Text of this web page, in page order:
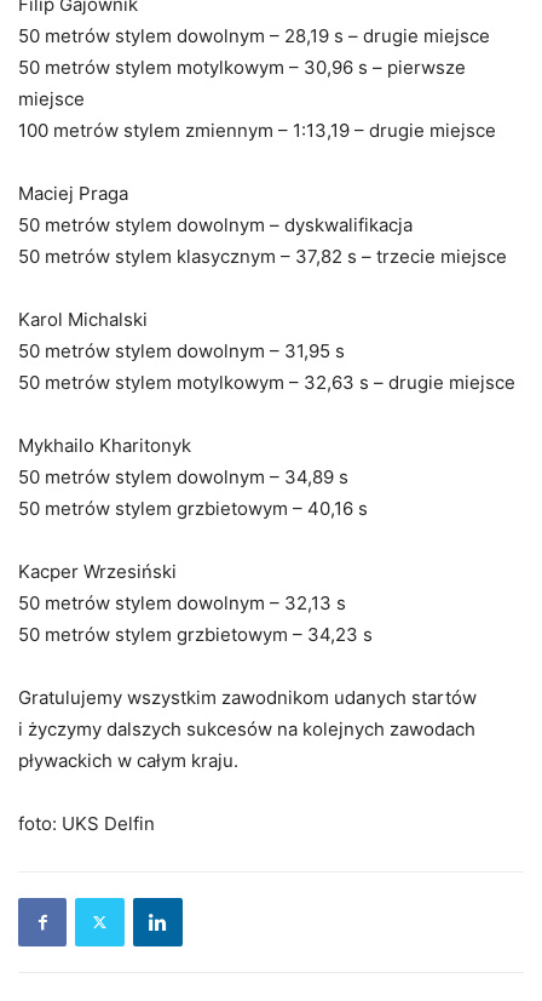
50 metrów stylem dowolnym – 28,19 s – drugie miejsce
50 metrów stylem motylkowym – 30,96 s – pierwsze
miejsce
100 metrów stylem zmiennym – 1:13,19 – drugie miejsce
Maciej Praga
50 metrów stylem dowolnym – dyskwalifikacja
50 metrów stylem klasycznym – 37,82 s – trzecie miejsce
Karol Michalski
50 metrów stylem dowolnym – 31,95 s
50 metrów stylem motylkowym – 32,63 s – drugie miejsce
Mykhailo Kharitonyk
50 metrów stylem dowolnym – 34,89 s
50 metrów stylem grzbietowym – 40,16 s
Kacper Wrzesiński
50 metrów stylem dowolnym – 32,13 s
50 metrów stylem grzbietowym – 34,23 s
Gratulujemy wszystkim zawodnikom udanych startów
i życzymy dalszych sukcesów na kolejnych zawodach
pływackich w całym kraju.
foto: UKS Delfin